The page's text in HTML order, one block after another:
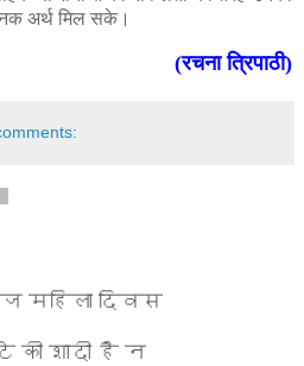
अर्थ मिल सके।
(रचना त्रिपाठी)
महिला दिवस
शादी है न